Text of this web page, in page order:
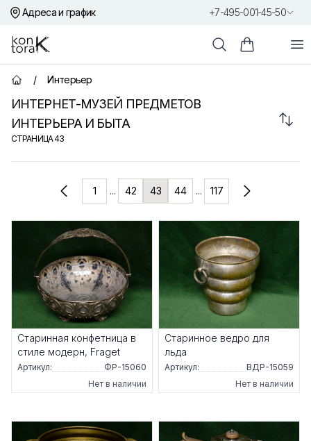
Адреса и график +7-495-001-45-50
Контора К
ПоискКорзина
Главная страница
/ Интерьер
ИНТЕРНЕТ-МУЗЕЙ ПРЕДМЕТОВ
ИНТЕРЬЕРА И БЫТА
СТРАНИЦА43
1 ... 42 43 44 ... 117
Старинная конфетница в
стиле модерн, Fraget
Артикул:
ФР-15060
Нет в наличии
Старинное ведро для
льда
Артикул:
ВДР-15059
Нет в наличии